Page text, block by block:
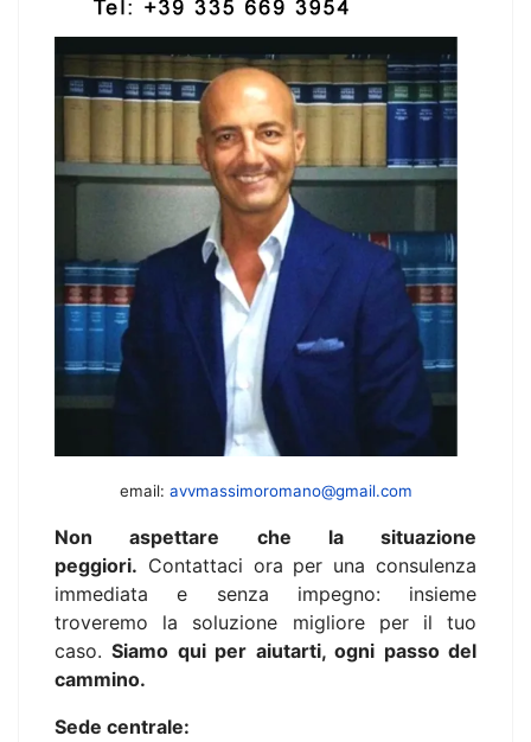
email: avvmassimoromano@gmail.com
Non aspettare che la situazione
peggiori. Contattaci ora per una consulenza
immediata e senza impegno: insieme
troveremo la soluzione migliore per il tuo
caso.Siamo qui per aiutarti, ogni passo del
cammino.
Sede centrale: